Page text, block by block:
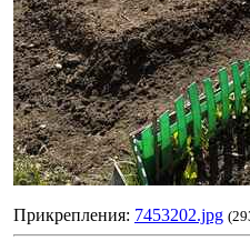
Прикрепления: 7453202.jpg